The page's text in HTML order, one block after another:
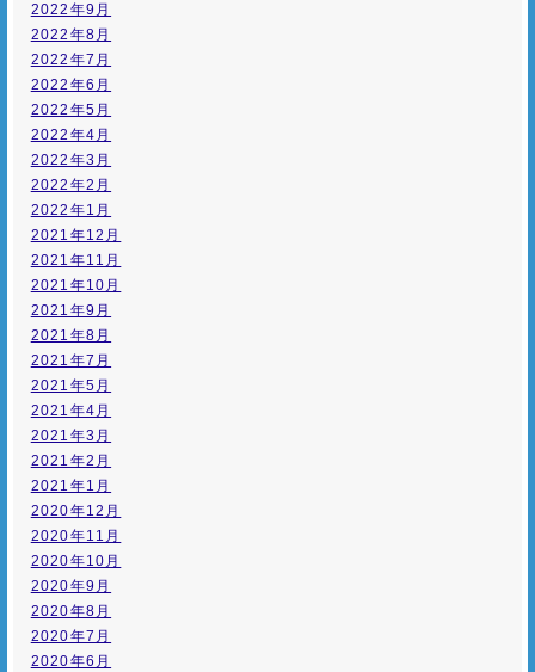
2022年9月
2022年8月
2022年7月
2022年6月
2022年5月
2022年4月
2022年3月
2022年2月
2022年1月
2021年12月
2021年11月
2021年10月
2021年9月
2021年8月
2021年7月
2021年5月
2021年4月
2021年3月
2021年2月
2021年1月
2020年12月
2020年11月
2020年10月
2020年9月
2020年8月
2020年7月
2020年6月